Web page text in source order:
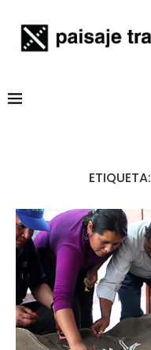
ETIQUETA: